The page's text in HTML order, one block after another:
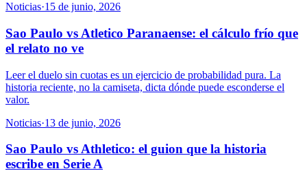
Noticias·15 de junio, 2026
Sao Paulo vs Atletico Paranaense: el cálculo frío que
el relato no ve
Leer el duelo sin cuotas es un ejercicio de probabilidad pura. La
historia reciente, no la camiseta, dicta dónde puede esconderse el
valor.
Noticias·13 de junio, 2026
Sao Paulo vs Athletico: el guion que la historia
escribe en Serie A